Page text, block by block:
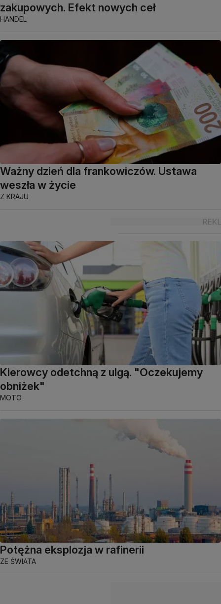
zakupowych. Efekt nowych ceł
HANDEL
Ważny dzień dla frankowiczów. Ustawa
weszła w życie
Z KRAJU
Kierowcy odetchną z ulgą. "Oczekujemy
obniżek"
MOTO
Potężna eksplozja w rafinerii
ZE ŚWIATA